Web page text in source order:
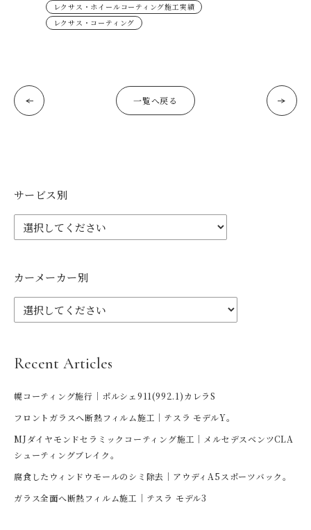
レクサス・ホイールコーティング施工実績
レクサス・コーティング
一覧へ戻る
サービス別
カーメーカー別
Recent Articles
幌コーティング施行｜ポルシェ911(992.1)カレラS
フロントガラスへ断熱フィルム施工｜テスラ モデルY。
MJダイヤモンドセラミックコーティング施工｜メルセデスベンツCLA
シューティングブレイク。
腐食したウィンドウモールのシミ除去｜アウディA5スポーツバック。
ガラス全面へ断熱フィルム施工｜テスラ モデル3